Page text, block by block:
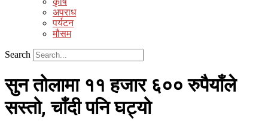
अपराध
पर्यटन
मौसम
Search
सुन तोलामा ११ हजार ६०० रुपैयाँले
सस्तो, चाँदी पनि घट्यो